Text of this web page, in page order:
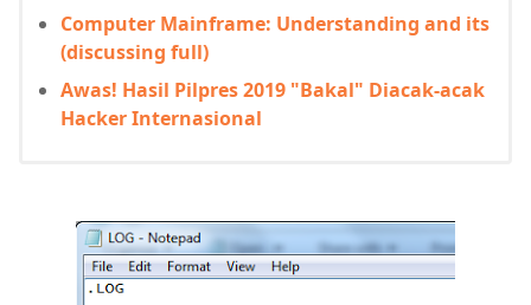
Computer Mainframe: Understanding and its
(discussing full)
Awas! Hasil Pilpres 2019 "Bakal" Diacak-acak
Hacker Internasional